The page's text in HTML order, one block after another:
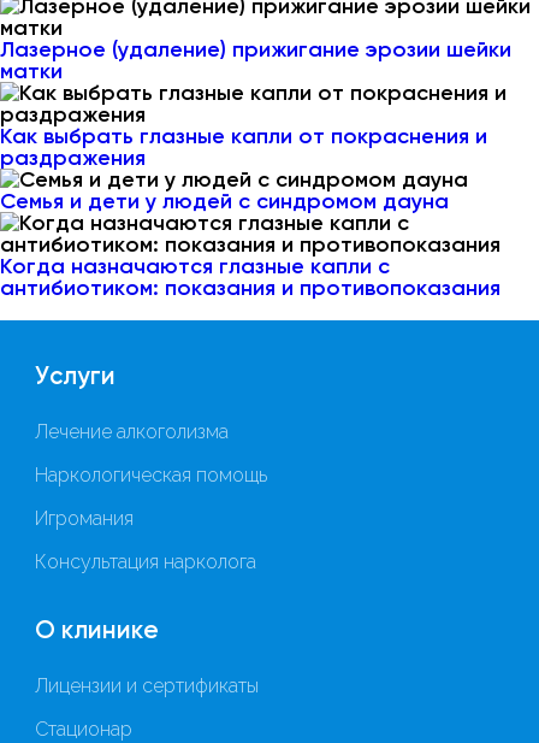
Лазерное (удаление) прижигание эрозии шейки
матки
Как выбрать глазные капли от покраснения и
раздражения
Семья и дети у людей с синдромом дауна
Когда назначаются глазные капли с
антибиотиком: показания и противопоказания
Услуги
Лечение алкоголизма
Наркологическая помощь
Игромания
Консультация нарколога
О клинике
Лицензии и сертификаты
Стационар